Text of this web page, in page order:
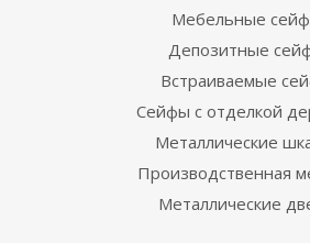
Мебельные
Депозитные
Встраиваемые
Сейфы с отделкой
Металлические
Производственная
Металлические